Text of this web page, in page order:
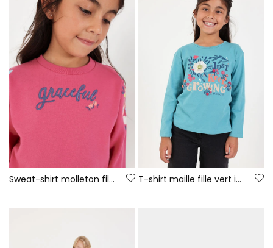
Sweat-shirt molleton fille fraise brodé fleurs T-shirt maille fille vert imprimé floral